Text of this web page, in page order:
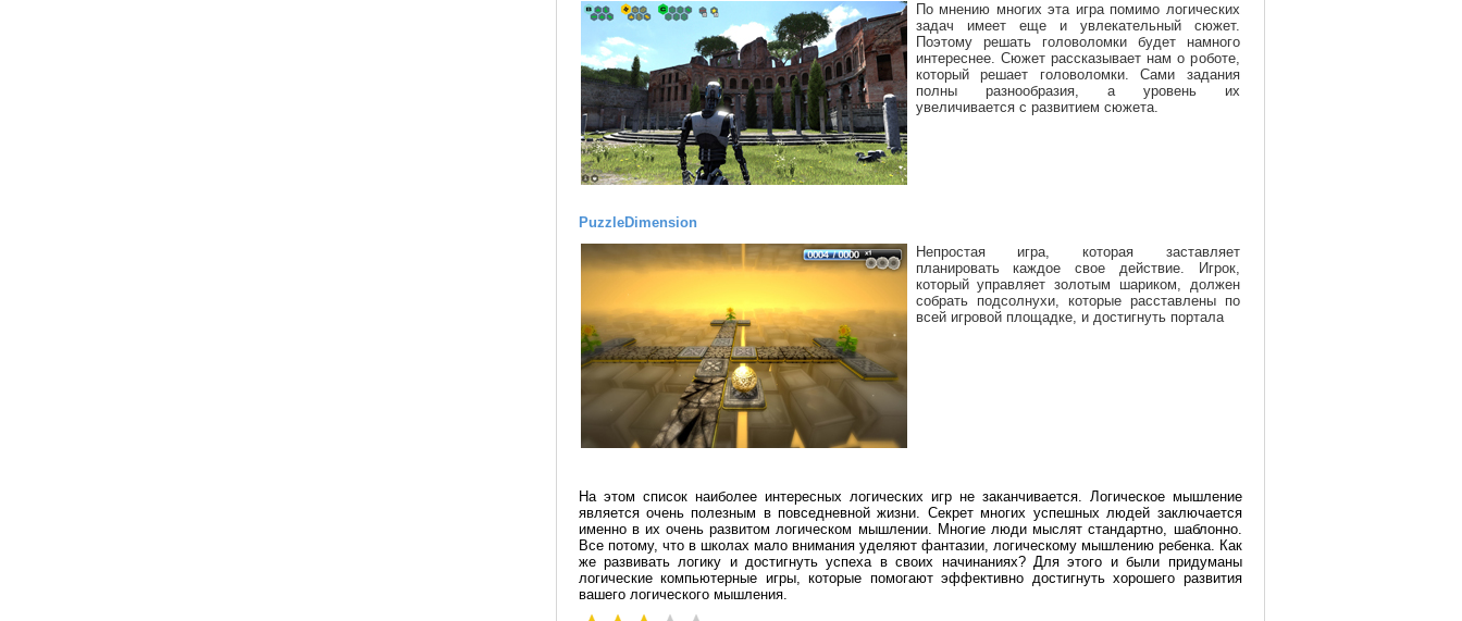
По мнению многих эта игра помимо логических
задач имеет еще и увлекательный сюжет.
Поэтому решать головоломки будет намного
интереснее. Сюжет рассказывает нам о роботе,
который решает головоломки. Сами задания
полны разнообразия, а уровень их
увеличивается с развитием сюжета.
PuzzleDimension
Непростая игра, которая заставляет
планировать каждое свое действие. Игрок,
который управляет золотым шариком, должен
собрать подсолнухи, которые расставлены по
всей игровой площадке, и достигнуть портала
На этом список наиболее интересных логических игр не заканчивается. Логическое мышление
является очень полезным в повседневной жизни. Секрет многих успешныхлюдей заключается
именно в их очень развитом логическом мышлении. Многие люди мыслят стандартно, шаблонно.
Все потому, что в школах мало внимания уделяют фантазии, логическому мышлению ребенка. Как
же развивать логику и достигнуть успеха в своих начинаниях? Для этого и были придуманы
логические компьютерные игры, которые помогают эффективно достигнуть хорошего развития
вашего логического мышления.